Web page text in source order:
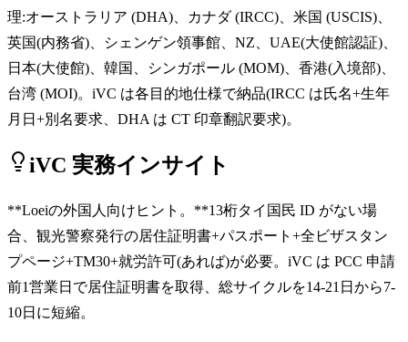
理:オーストラリア (DHA)、カナダ (IRCC)、米国 (USCIS)、
英国(内務省)、シェンゲン領事館、NZ、UAE(大使館認証)、
日本(大使館)、韓国、シンガポール (MOM)、香港(入境部)、
台湾 (MOI)。iVC は各目的地仕様で納品(IRCC は氏名+生年
月日+別名要求、DHA は CT 印章翻訳要求)。
iVC 実務インサイト
**Loeiの外国人向けヒント。**13桁タイ国民 ID がない場
合、観光警察発行の居住証明書+パスポート+全ビザスタン
プページ+TM30+就労許可(あれば)が必要。iVC は PCC 申請
前1営業日で居住証明書を取得、総サイクルを14-21日から7-
10日に短縮。